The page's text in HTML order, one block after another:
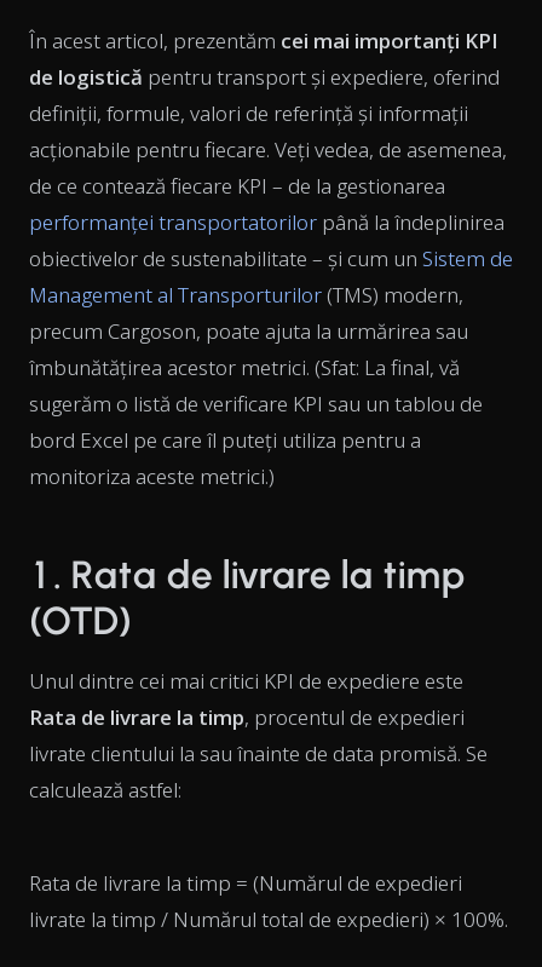
În acest articol, prezentăm cei mai importanți KPI
de logistică pentru transport și expediere, oferind
definiții, formule, valori de referință și informații
acționabile pentru fiecare. Veți vedea, de asemenea,
de ce contează fiecare KPI – de la gestionarea
performanței transportatorilor până la îndeplinirea
obiectivelor de sustenabilitate – și cum un Sistem de
Management al Transporturilor (TMS) modern,
precum Cargoson, poate ajuta la urmărirea sau
îmbunătățirea acestor metrici. (Sfat: La final, vă
sugerăm o listă de verificare KPI sau un tablou de
bord Excel pe care îl puteți utiliza pentru a
monitoriza aceste metrici.)
1. Rata de livrare la timp
(OTD)
Unul dintre cei mai critici KPI de expediere este
Rata de livrare la timp, procentul de expedieri
livrate clientului la sau înainte de data promisă. Se
calculează astfel:
Rata de livrare la timp = (Numărul de expedieri
livrate la timp / Numărul total de expedieri) × 100%.